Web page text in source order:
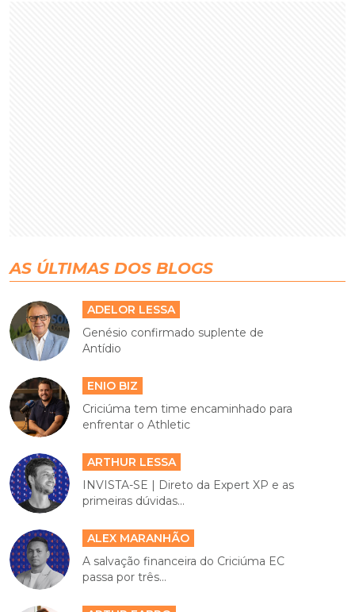
AS ÚLTIMAS DOS BLOGS
ADELOR LESSA
Genésio confirmado suplente de
Antídio
ENIO BIZ
Criciúma tem time encaminhado para
enfrentar o Athletic
ARTHUR LESSA
INVISTA-SE | Direto da Expert XP e as
primeiras dúvidas...
ALEX MARANHÃO
A salvação financeira do Criciúma EC
passa por três...